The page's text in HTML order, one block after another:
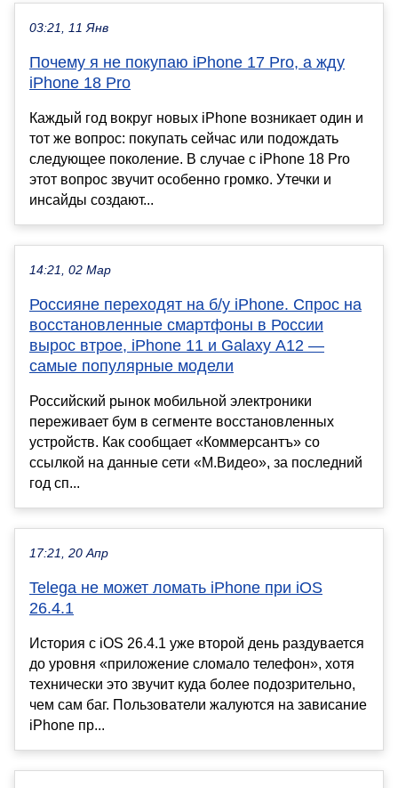
03:21, 11 Янв
Почему я не покупаю iPhone 17 Pro, а жду
iPhone 18 Pro
Каждый год вокруг новых iPhone возникает один и
тот же вопрос: покупать сейчас или подождать
следующее поколение. В случае с iPhone 18 Pro
этот вопрос звучит особенно громко. Утечки и
инсайды создают...
14:21, 02 Мар
Россияне переходят на б/у iPhone. Спрос на
восстановленные смартфоны в России
вырос втрое, iPhone 11 и Galaxy A12 —
самые популярные модели
Российский рынок мобильной электроники
переживает бум в сегменте восстановленных
устройств. Как сообщает «Коммерсантъ» со
ссылкой на данные сети «М.Видео», за последний
год сп...
17:21, 20 Апр
Telega не может ломать iPhone при iOS
26.4.1
История с iOS 26.4.1 уже второй день раздувается
до уровня «приложение сломало телефон», хотя
технически это звучит куда более подозрительно,
чем сам баг. Пользователи жалуются на зависание
iPhone пр...